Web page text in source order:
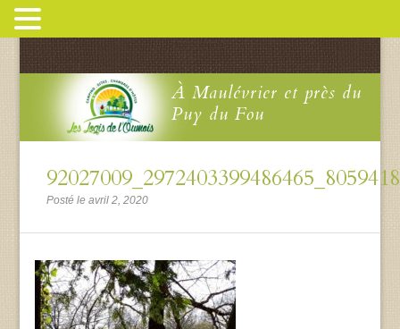
À Maulévrier et près du
Puy du Fou
Posté le avril 2, 2020